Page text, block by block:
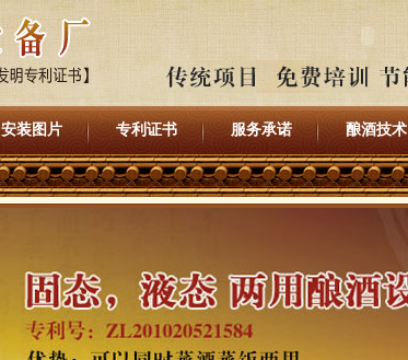
安装图片 专利证书 服务承诺 酿酒技术